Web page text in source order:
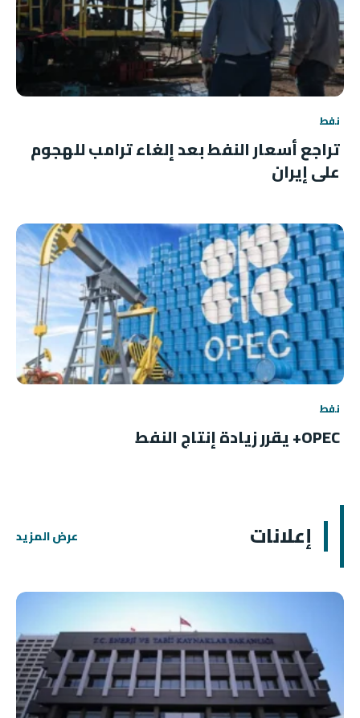
نفط
تراجع أسعار النفط بعد إلغاء ترامب للهجوم
على إيران
نفط
OPEC+ يقرر زيادة إنتاج النفط
إعلانات عرض المزيد